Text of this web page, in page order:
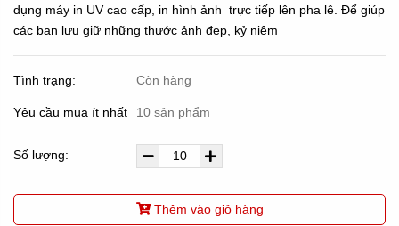
dụng máy in UV cao cấp, in hình ảnh trực tiếp lên pha lê. Để giúp
các bạn lưu giữ những thước ảnh đẹp, kỷ niệm
Tình trạng: Còn hàng
Yêu cầu mua ít nhất 10 sản phẩm
Số lượng:
Thêm vào giỏ hàng